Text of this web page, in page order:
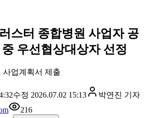
스터 종합병원 사업자 공
우선협상대상자 선정
사업계획서 제출
수정 2026.07.02 15:13 박연진 기자
216